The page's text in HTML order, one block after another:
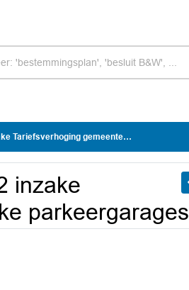
gemeentelijke parkeergarages
inzake
parkeergarages